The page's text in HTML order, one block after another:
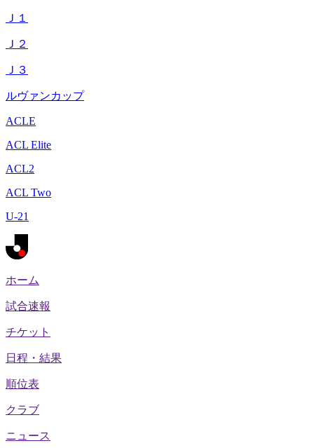
Ｊ１
Ｊ２
Ｊ３
ルヴァンカップ
ACLE
ACL Elite
ACL2
ACL Two
U-21
ホーム
試合速報
チケット
日程・結果
順位表
クラブ
ニュース